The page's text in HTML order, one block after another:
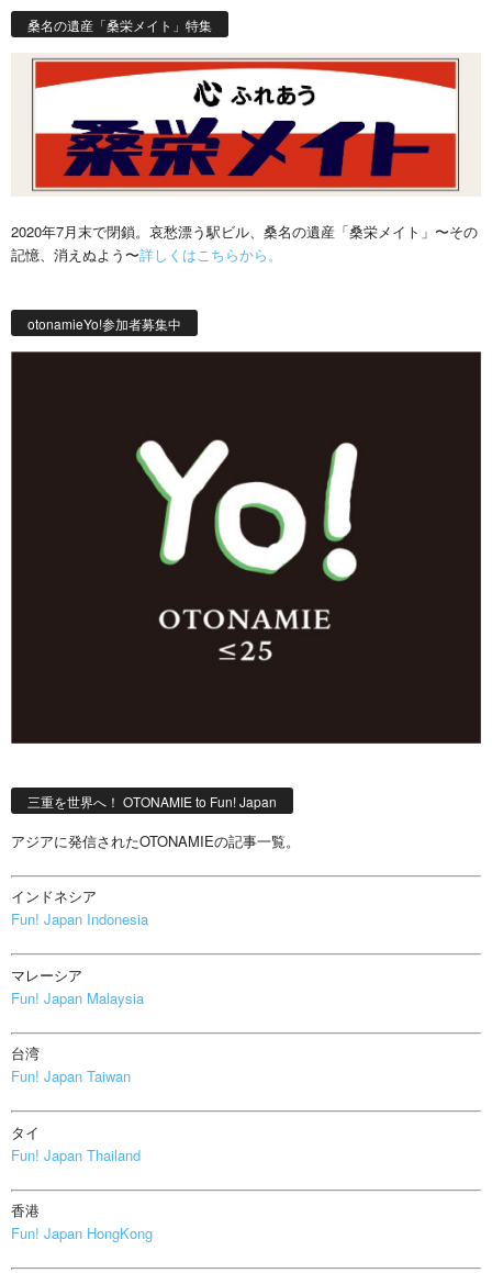
桑名の遺産「桑栄メイト」特集
2020年7月末で閉鎖。哀愁漂う駅ビル、桑名の遺産「桑栄メイト」〜その
記憶、消えぬよう〜詳しくはこちらから。
otonamieYo!参加者募集中
三重を世界へ！ OTONAMIE to Fun! Japan
アジアに発信されたOTONAMIEの記事一覧。
インドネシア
Fun! Japan Indonesia
マレーシア
Fun! Japan Malaysia
台湾
Fun! Japan Taiwan
タイ
Fun! Japan Thailand
香港
Fun! Japan HongKong